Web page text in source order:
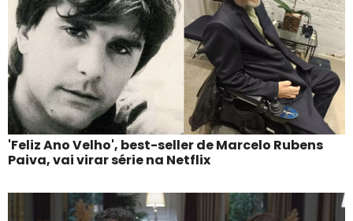
'Feliz Ano Velho', best-seller de Marcelo Rubens
Paiva, vai virar série na Netflix